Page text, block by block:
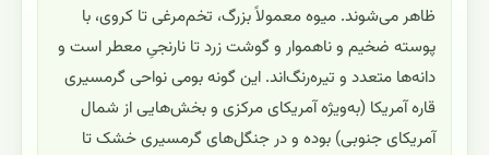
ظاهر می‌شوند. میوه معمولاً بزرگ، تخم‌مرغی تا کروی، با
پوسته ضخیم و ناهموار و گوشت زرد تا نارنجیِ معطر است و
دانه‌ها متعدد و تیره‌رنگ‌اند. این گونه بومی نواحی گرمسیری
قاره آمریکا (به‌ویژه آمریکای مرکزی و بخش‌هایی از شمال
آمریکای جنوبی) بوده و در جنگل‌های گرمسیری خشک تا